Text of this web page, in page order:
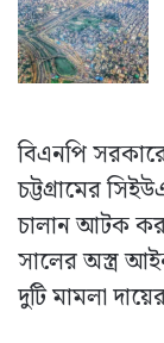
বিএনপি
চট্টগ্রামের
চালান আটক
সালের অস্ত্র
দুটি মামলা